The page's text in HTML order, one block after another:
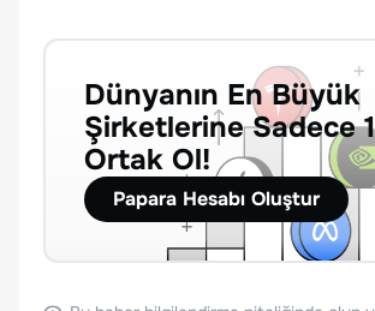
Dünyanın En Büyük
Şirketlerine Sadece
Ortak Ol!
Papara Hesabı Oluştur